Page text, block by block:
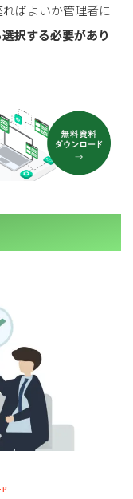
ばよいか管理者に
択する必要があり